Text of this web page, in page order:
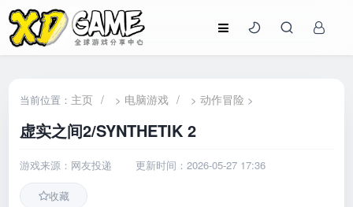
当前位置： 主页 / > 电脑游戏 / >动作冒险 >
虚实之间2/SYNTHETIK 2
游戏来源：网友投递 更新时间：2026-05-27 17:36
收藏